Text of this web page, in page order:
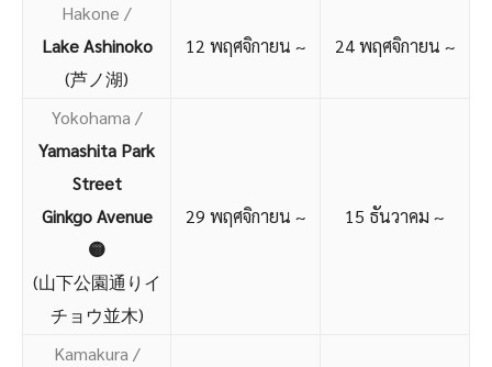
Hakone /
Lake Ashinoko
(芦ノ湖)
12 พฤศจิกายน ~ 24 พฤศจิกายน ~
Yokohama /
Yamashita Park
Street
Ginkgo Avenue
🟡
(山下公園通りイ
チョウ並木)
29 พฤศจิกายน ~ 15 ธันวาคม ~
Kamakura /